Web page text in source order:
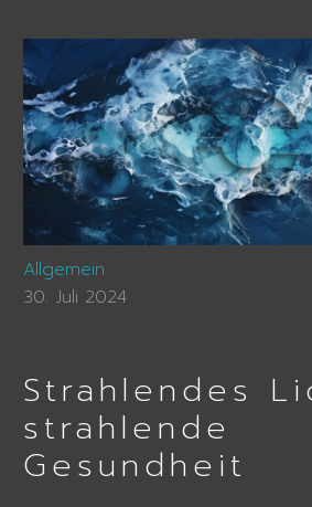
Allgemein
30. Juli 2024
Strahlendes
strahlende
Gesundheit